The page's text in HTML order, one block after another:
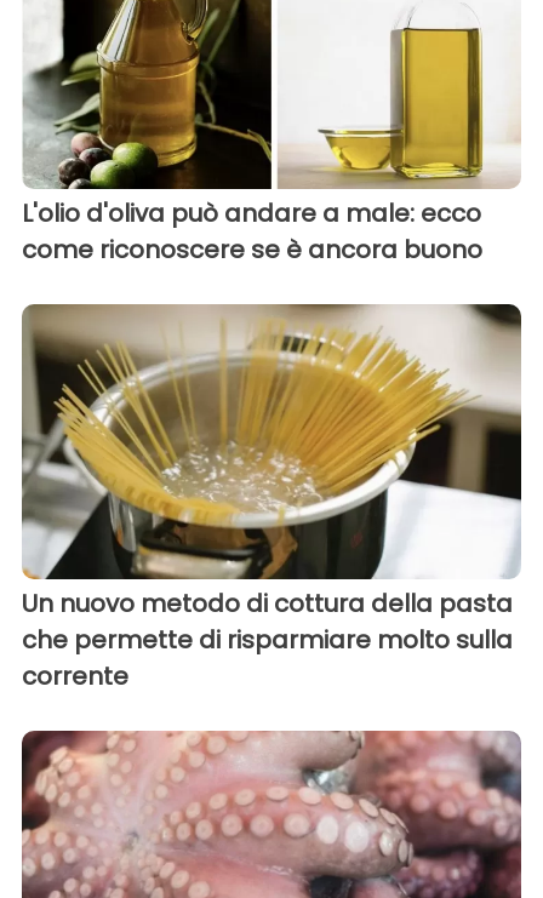
L'olio d'oliva può andare a male: ecco
come riconoscere se è ancora buono
Un nuovo metodo di cottura della pasta
che permette di risparmiare molto sulla
corrente